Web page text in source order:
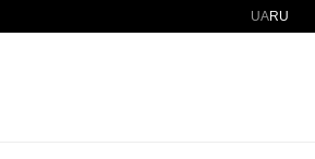
UARU